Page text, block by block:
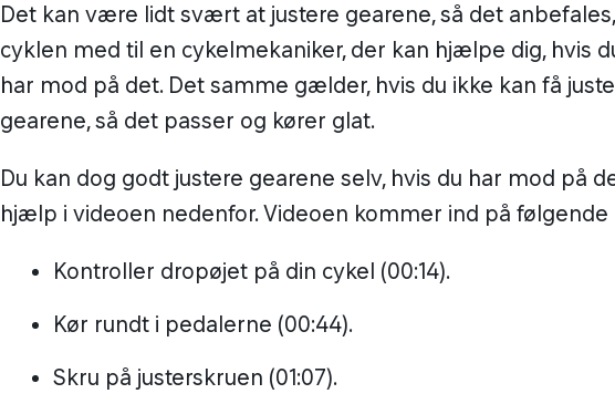
Det kan være lidt svært at justere gearene, så det
cyklen med til en cykelmekaniker, der kan hjælpe dig, hvis
har mod på det. Det samme gælder, hvis du ikke kan få
gearene, så det passer og kører glat.
Du kan dog godt justere gearene selv, hvis du har mod på
hjælp i videoen nedenfor. Videoen kommer ind på følgende
Kontroller dropøjet på din cykel (00:14).
Kør rundt i pedalerne (00:44).
Skru på justerskruen (01:07).